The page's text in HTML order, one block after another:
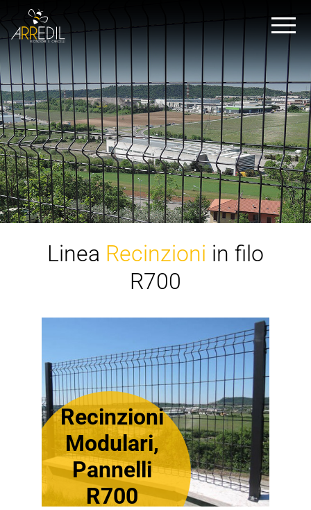
Linea Recinzioni in filo
R700
Recinzioni
Modulari,
Pannelli
R700